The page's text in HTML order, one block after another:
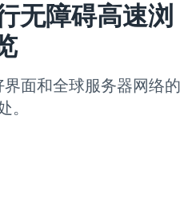
无障碍高速浏
面和全球服务器网络的
。